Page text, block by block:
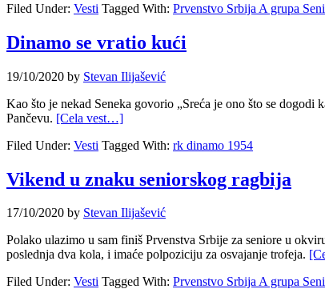
Filed Under: Vesti Tagged With: Prvenstvo Srbija A grupa
Dinamo se vratio kući
19/10/2020 by Stevan Ilijašević
Kao što je nekad Seneka govorio „Sreća je ono što se
Pančevu. [Cela vest…]
Filed Under: Vesti Tagged With: rk dinamo 1954
Vikend u znaku seniorskog ragbija
17/10/2020 by Stevan Ilijašević
Polako ulazimo u sam finiš Prvenstva Srbije za seniore u
poslednja dva kola, i imaće polpoziciju za osvajanje trofeja.
Filed Under: Vesti Tagged With: Prvenstvo Srbija A grupa